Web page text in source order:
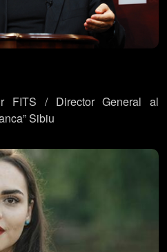
FITS / Director General al
Sibiu